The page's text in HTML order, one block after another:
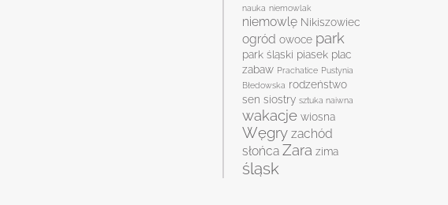
nauka niemowlak
niemowlę Nikiszowiec
ogród owoce park
park śląski piasek plac
zabaw Prachatice Pustynia
Błedowska rodzeństwo
sen siostry sztuka naiwna
wakacje wiosna
Węgry zachód
słońca Zara zima
śląsk